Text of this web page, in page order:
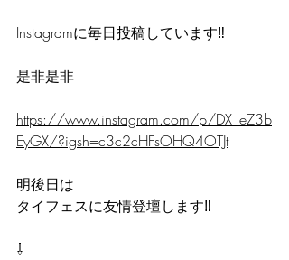
Instagramに毎日投稿しています‼️
是非是非
https://www.instagram.com/p/DX_eZ3b
EyGX/?igsh=c3c2cHFsOHQ4OTJt
明後日は
タイフェスに友情登壇します‼️
⇩